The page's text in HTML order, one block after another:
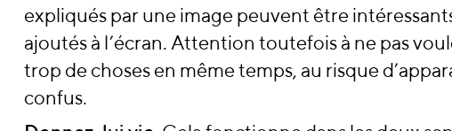
expliqués par une image peuvent être
ajoutés à l’écran. Attention toutefois à ne pas
trop de choses en même temps, au risque
confus.